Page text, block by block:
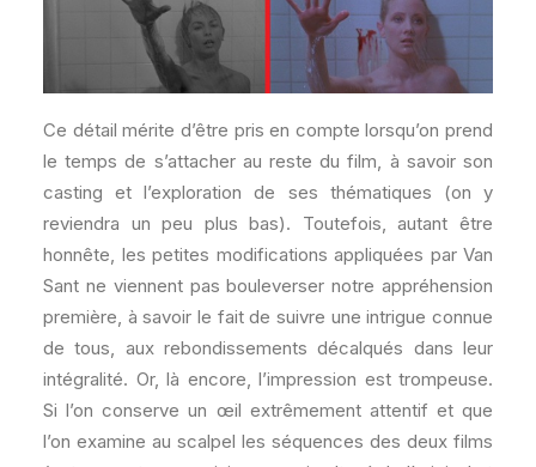
Ce détail mérite d’être pris en compte lorsqu’on prend
le temps de s’attacher au reste du film, à savoir son
casting et l’exploration de ses thématiques (on y
reviendra un peu plus bas). Toutefois, autant être
honnête, les petites modifications appliquées par Van
Sant ne viennent pas bouleverser notre appréhension
première, à savoir le fait de suivre une intrigue connue
de tous, aux rebondissements décalqués dans leur
intégralité. Or, là encore, l’impression est trompeuse.
Si l’on conserve un œil extrêmement attentif et que
l’on examine au scalpel les séquences des deux films